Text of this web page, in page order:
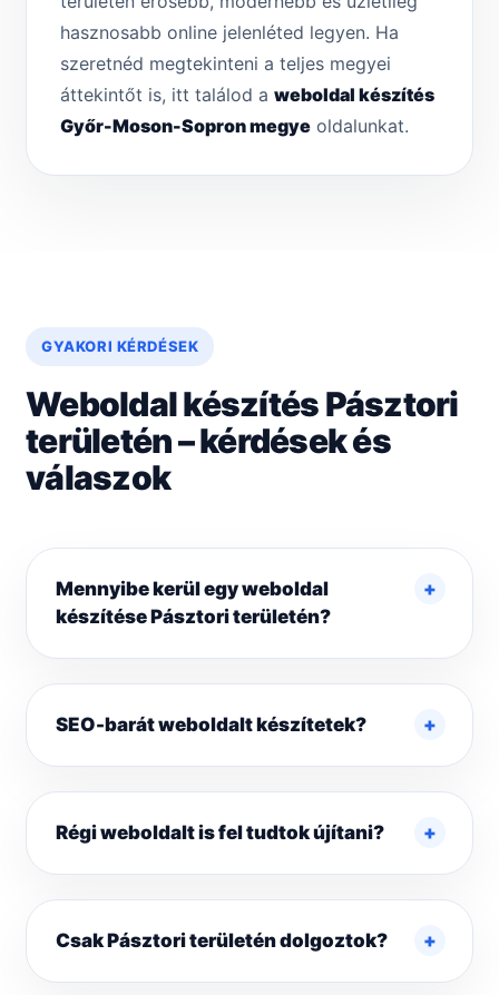
hasznosabb online jelenléted legyen. Ha
szeretnéd megtekinteni a teljes megyei
áttekintőt is, itt találod a weboldal készítés
Győr-Moson-Sopron megye oldalunkat.
GYAKORI KÉRDÉSEK
Weboldal készítés Pásztori
területén – kérdések és
válaszok
Mennyibe kerül egy weboldal
készítése Pásztori területén?
SEO-barát weboldalt készítetek?
Régi weboldalt is fel tudtok újítani?
Csak Pásztori területén dolgoztok?